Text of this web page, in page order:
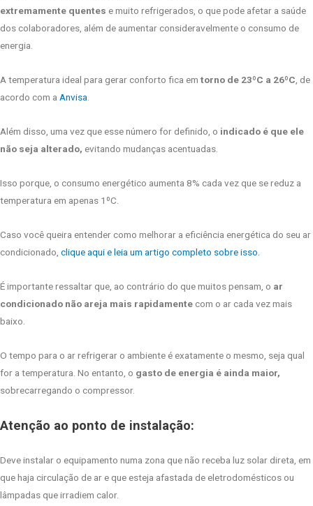
extremamente quentes e muito refrigerados, o que pode afetar a saúde
dos colaboradores, além de aumentar consideravelmente o consumo de
energia.
A temperatura ideal para gerar conforto fica em torno de 23ºC a 26ºC, de
acordo com a Anvisa.
Além disso, uma vez que esse número for definido, o indicado é que ele
não seja alterado, evitando mudanças acentuadas.
Isso porque, o consumo energético aumenta 8% cada vez que se reduz a
temperatura em apenas 1ºC.
Caso você queira entender como melhorar a eficiência energética do seu ar
condicionado, clique aqui e leia um artigo completo sobre isso.
É importante ressaltar que, ao contrário do que muitos pensam, o ar
condicionado não areja mais rapidamentecom o ar cada vez mais
baixo.
O tempo para o ar refrigerar o ambiente é exatamente o mesmo, seja qual
for a temperatura. No entanto, o gasto de energia é ainda maior,
sobrecarregando o compressor.
Atenção ao ponto de instalação:
Deve instalar o equipamento numa zona que não receba luz solar direta, em
que haja circulação de ar e que esteja afastada de eletrodomésticos ou
lâmpadas que irradiem calor.